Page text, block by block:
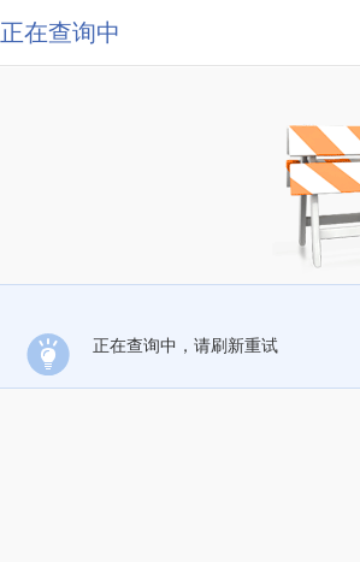
正在查询中
正在查询中，请刷新重试